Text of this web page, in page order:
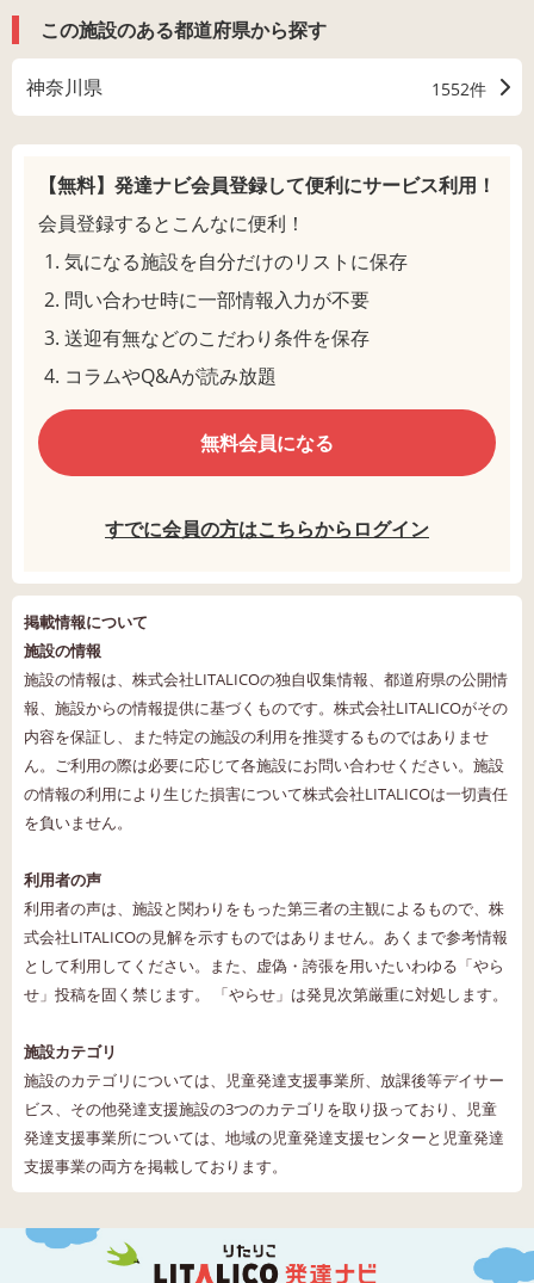
この施設のある都道府県から探す
神奈川県 1552件
【無料】発達ナビ会員登録して便利にサービス利用！
会員登録するとこんなに便利！
気になる施設を自分だけのリストに保存
問い合わせ時に一部情報入力が不要
送迎有無などのこだわり条件を保存
コラムやQ&Aが読み放題
無料会員になる
すでに会員の方はこちらからログイン
掲載情報について
施設の情報
施設の情報は、株式会社LITALICOの独自収集情報、都道府県の公開情
報、施設からの情報提供に基づくものです。株式会社LITALICOがその
内容を保証し、また特定の施設の利用を推奨するものではありませ
ん。ご利用の際は必要に応じて各施設にお問い合わせください。施設
の情報の利用により生じた損害について株式会社LITALICOは一切責任
を負いません。
利用者の声
利用者の声は、施設と関わりをもった第三者の主観によるもので、株
式会社LITALICOの見解を示すものではありません。あくまで参考情報
として利用してください。また、虚偽・誇張を用いたいわゆる「やら
せ」投稿を固く禁じます。 「やらせ」は発見次第厳重に対処します。
施設カテゴリ
施設のカテゴリについては、児童発達支援事業所、放課後等デイサー
ビス、その他発達支援施設の3つのカテゴリを取り扱っており、児童
発達支援事業所については、地域の児童発達支援センターと児童発達
支援事業の両方を掲載しております。